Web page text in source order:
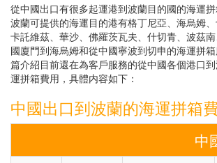
從中國出口有很多起運港到波蘭目的國的海運
波蘭可提供的海運目的港有格丁尼亞、海烏姆、
卡託維茲、華沙、佛羅茨瓦夫、什切青、波茲
國廈門到海烏姆和從中國寧波到切申的海運拼
篇介紹目前還在為客戶服務的從中國各個港口
運拼箱費用，具體内容如下：
中國出口到波蘭的海運拼箱
中